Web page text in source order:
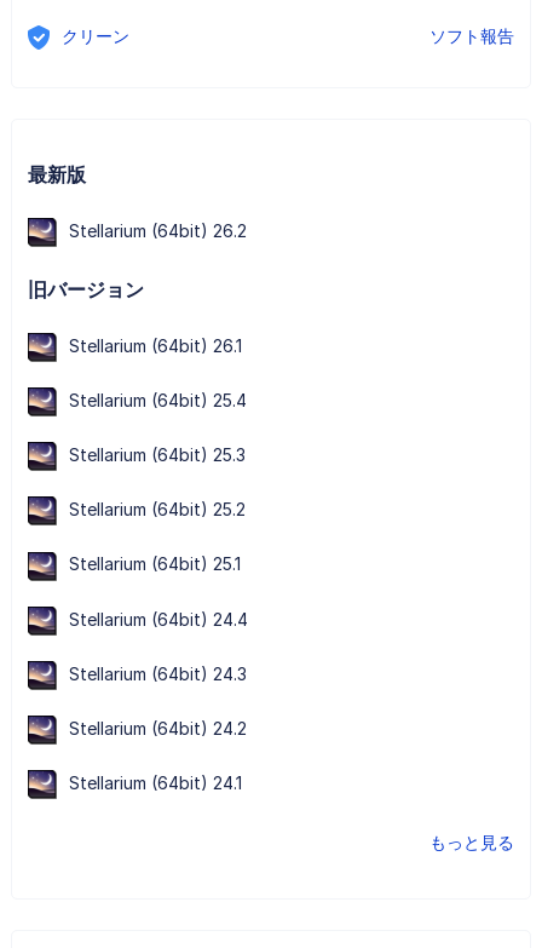
クリーン ソフト報告
最新版
Stellarium (64bit) 26.2
旧バージョン
Stellarium (64bit) 26.1
Stellarium (64bit) 25.4
Stellarium (64bit) 25.3
Stellarium (64bit) 25.2
Stellarium (64bit) 25.1
Stellarium (64bit) 24.4
Stellarium (64bit) 24.3
Stellarium (64bit) 24.2
Stellarium (64bit) 24.1
もっと見る